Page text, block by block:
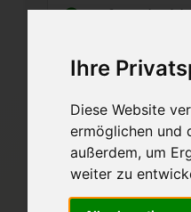
Ihre
Diese Website
ermöglichen und
außerdem, um
weiter zu
Auf
Startseite Wirtschaft